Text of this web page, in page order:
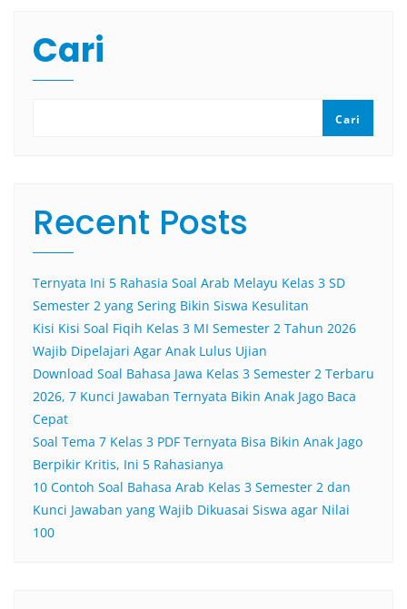
Cari
Cari
Recent Posts
Ternyata Ini 5 Rahasia Soal Arab Melayu Kelas 3 SD
Semester 2 yang Sering Bikin Siswa Kesulitan
Kisi Kisi Soal Fiqih Kelas 3 MI Semester 2 Tahun 2026
Wajib Dipelajari Agar Anak Lulus Ujian
Download Soal Bahasa Jawa Kelas 3 Semester 2 Terbaru
2026, 7 Kunci Jawaban Ternyata Bikin Anak Jago Baca
Cepat
Soal Tema 7 Kelas 3 PDF Ternyata Bisa Bikin Anak Jago
Berpikir Kritis, Ini 5 Rahasianya
10 Contoh Soal Bahasa Arab Kelas 3 Semester 2 dan
Kunci Jawaban yang Wajib Dikuasai Siswa agar Nilai
100